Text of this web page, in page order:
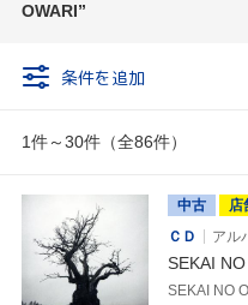
OWARI
条件を追加
1件～30件（全86件）
中古
店
ＣＤ
アル
SEKAI
SEKAI NO